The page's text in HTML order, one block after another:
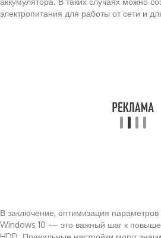
электропитания для работы от сети и
В заключение, оптимизация параметров
Windows 10 — это важный шаг к